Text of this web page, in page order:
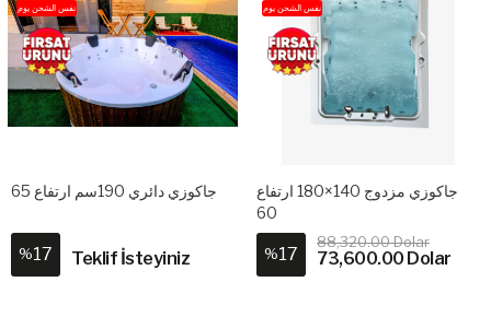
نفس الشحن يوم
جاكوزي دائري 190سم ارتفاع 65
%17 Teklif İsteyiniz
نفس الشحن يوم
جاكوزي مزدوج 140×180 ارتفاع
60
%17
88,320.00 Dolar
73,600.00 Dolar